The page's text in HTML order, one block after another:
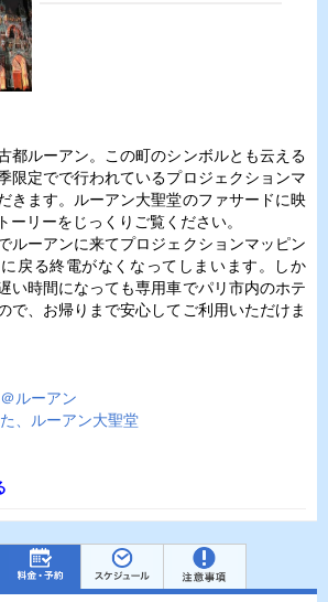
都ルーアン。この町のシンボルとも云える
限定でで行われているプロジェクションマ
きます。ルーアン大聖堂のファサードに映
ーリーをじっくりご覧ください。
ルーアンに来てプロジェクションマッピン
戻る終電がなくなってしまいます。しか
い時間になっても専用車でパリ市内のホテ
で、お帰りまで安心してご利用いただけま
ルーアン
、ルーアン大聖堂